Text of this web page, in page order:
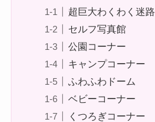
超巨大わくわく迷路
セルフ写真館
公園コーナー
キャンプコーナー
ふわふわドーム
ベビーコーナー
くつろぎコーナー